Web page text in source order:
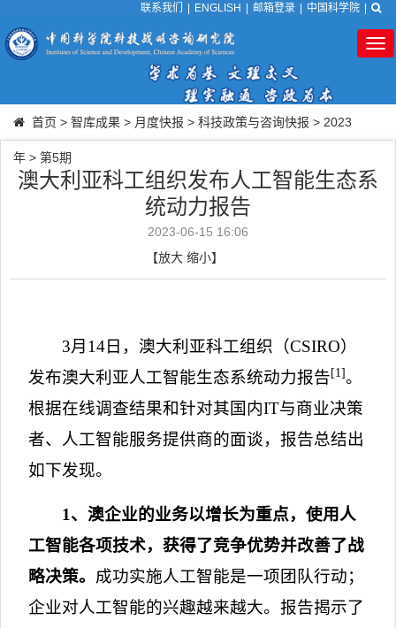
联系我们 ENGLISH 邮箱登录 中国科学院
首页 > 智库成果 > 月度快报 > 科技政策与咨询快报 > 2023
年 > 第5期
澳大利亚科工组织发布人工智能生态系
统动力报告
2023-06-15 16:06
【放大 缩小】
3月 14日，澳大利亚科工组织（CSIRO）
发布澳大利亚人工智能生态系统动力报告 [1]。
根据在线调查结果和针对其国内IT与商业决策
者、人工智能服务提供商的面谈，报告总结出
如下发现。
1、澳企业的业务以增长为重点，使用人
工智能各项技术，获得了竞争优势并改善了战
略决策。 成功实施人工智能是一项团队行动；
企业对人工智能的兴趣越来越大。报告揭示了